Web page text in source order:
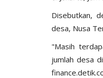
Disebutkan,
desa, Nusa
"Masih
jumlah desa